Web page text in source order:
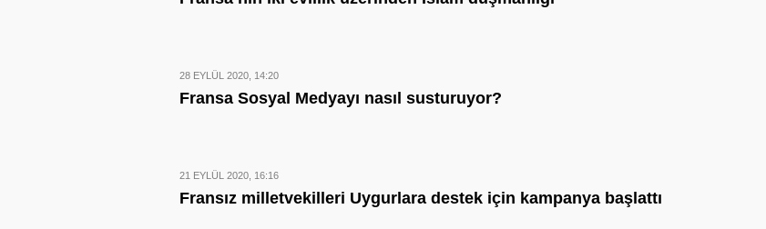
28 EYLÜL 2020, 14:20
Fransa Sosyal Medyayı nasıl susturuyor?
21 EYLÜL 2020, 16:16
Fransız milletvekilleri Uygurlara destek için kampanya başlattı